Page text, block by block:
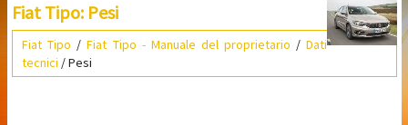
Fiat Tipo: Pesi
Fiat Tipo /Fiat Tipo - Manuale del proprietario /Dati
tecnici / Pesi